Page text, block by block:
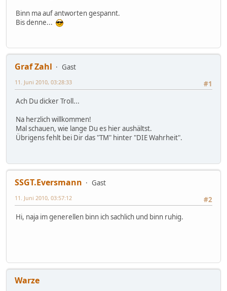
Binn ma auf antworten gespannt.
Bis denne...
Graf Zahl
Gast
#1
11. Juni 2010, 03:28:33
Ach Du dicker Troll...
Na herzlich willkommen!
Mal schauen, wie lange Du es hier aushältst.
Übrigens fehlt bei Dir das "TM" hinter "DIE Wahrheit".
SSGT.Eversmann
Gast
#2
11. Juni 2010, 03:57:12
Hi, naja im generellen binn ich sachlich und binn ruhig.
Warze